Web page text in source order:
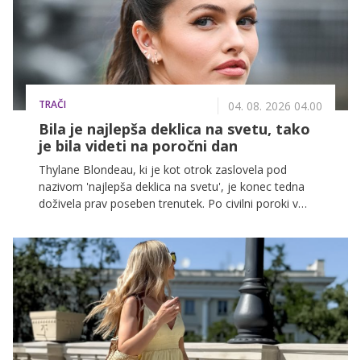
TRAČI 04. 08. 2026 04.00
Bila je najlepša deklica na svetu, tako
je bila videti na poročni dan
Thylane Blondeau, ki je kot otrok zaslovela pod
nazivom 'najlepša deklica na svetu', je konec tedna
doživela prav poseben trenutek. Po civilni poroki v
še z veliko slovesnostjo na jugu Francije, fotografije z
dogodka pa so navdušile številne oboževalce.